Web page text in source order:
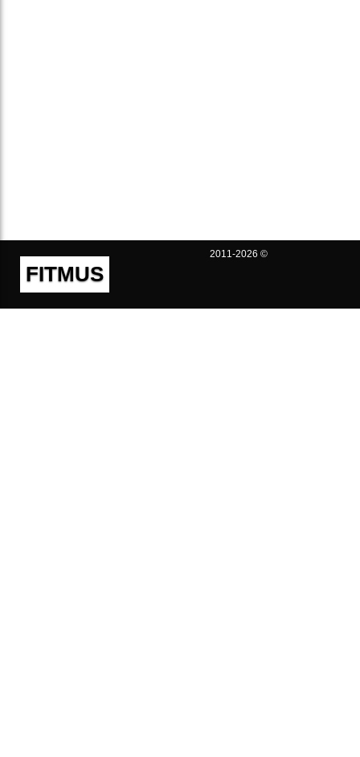
FITMUS
2011-2026 ©